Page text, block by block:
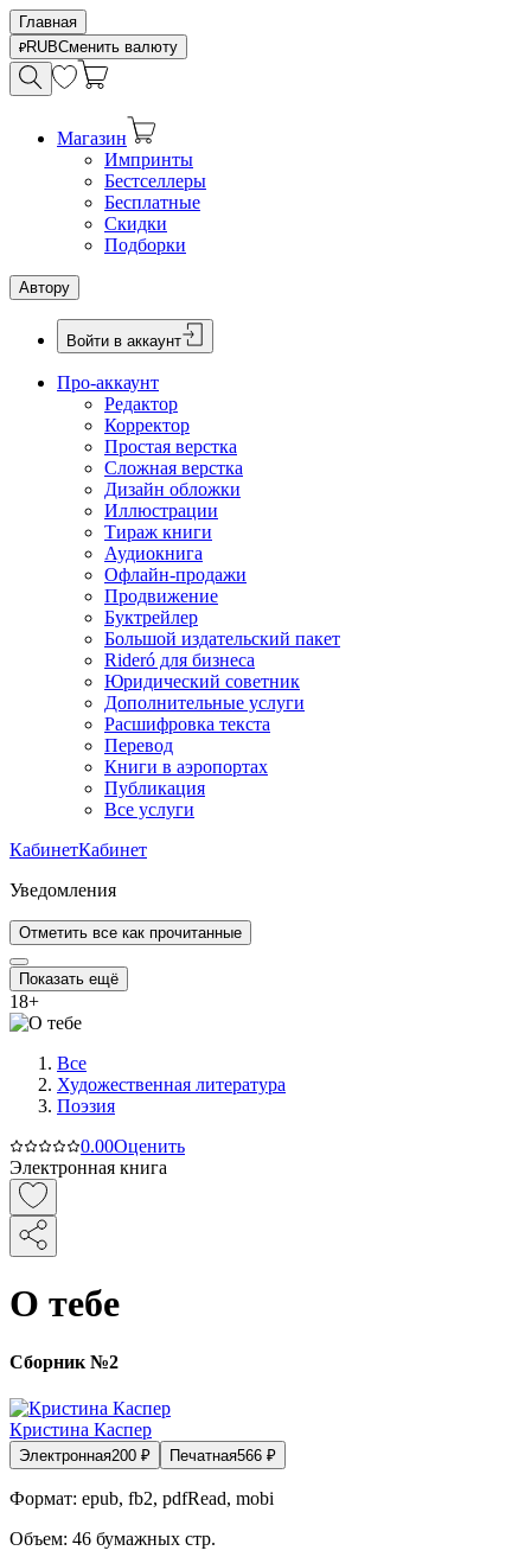
Главная
RUBСменить валюту
Магазин
Импринты
Бестселлеры
Бесплатные
Скидки
Подборки
Автору
Войти в аккаунт
Про-аккаунт
Редактор
Корректор
Простая верстка
Сложная верстка
Дизайн обложки
Иллюстрации
Тираж книги
Аудиокнига
Офлайн-продажи
Продвижение
Буктрейлер
Большой издательский пакет
Rideró для бизнеса
Юридический советник
Дополнительные услуги
Расшифровка текста
Перевод
Книги в аэропортах
Публикация
Все услуги
КабинетКабинет
Уведомления
Отметить все как прочитанные
Показать ещё
18+
Все
Художественная литература
Поэзия
0.00Оценить
Электронная книга
О тебе
Сборник №2
Кристина Каспер
Электронная200 ₽ Печатная566 ₽
Формат: epub, fb2, pdfRead, mobi
Объем: 46 бумажных стр.